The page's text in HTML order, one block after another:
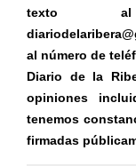
texto al
al número de
Diario de la
opiniones
tenemos
firmadas